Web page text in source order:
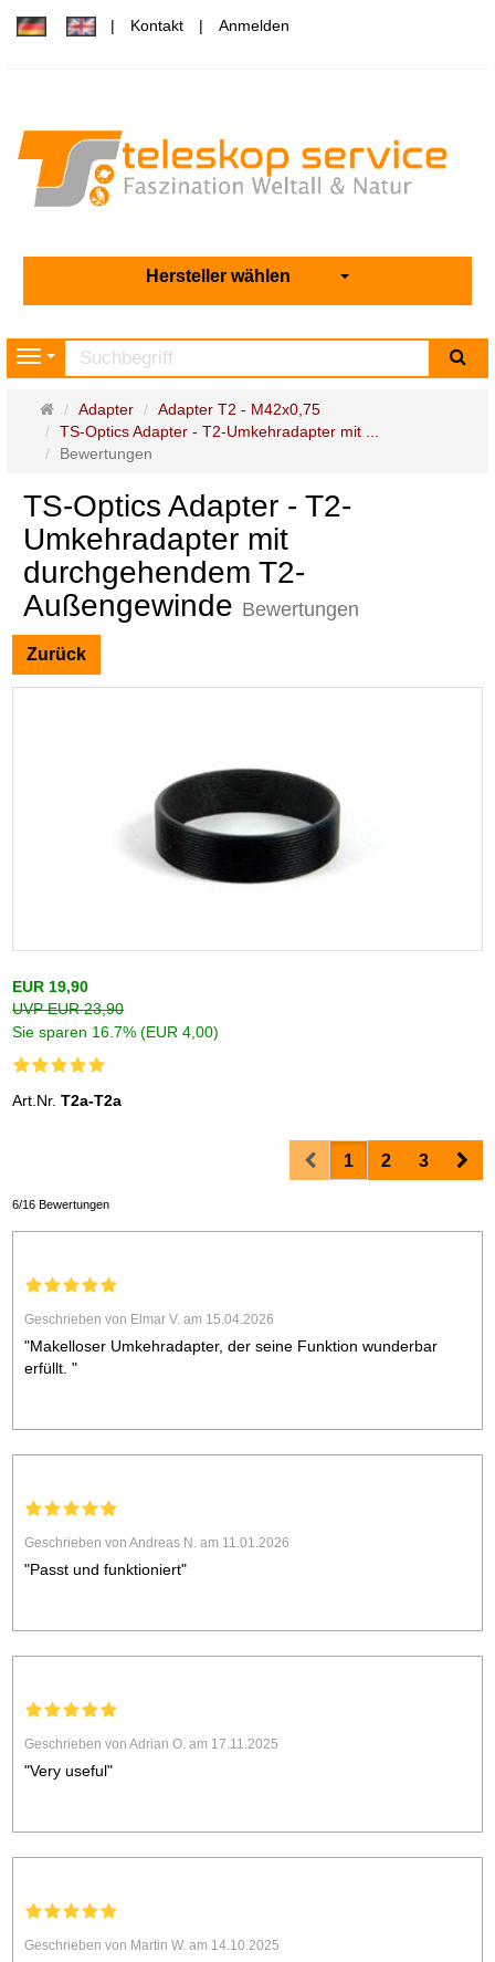
Kontakt Anmelden
Hersteller wählen
Navigation
Startseite
Adapter
Adapter T2 - M42x0,75
TS-Optics Adapter - T2-Umkehradapter mit ...
Bewertungen
TS-Optics Adapter - T2-
Umkehradapter mit
durchgehendem T2-
Außengewinde Bewertungen
Zurück
EUR 19,90
UVP EUR 23,90
Sie sparen 16.7% (EUR 4,00)
Art.Nr.T2a-T2a
Prev1 2 3
6/16 Bewertungen
Geschrieben von Elmar V. am 15.04.2026
"Makelloser Umkehradapter, der seine Funktion wunderbar
erfüllt. "
Geschrieben von Andreas N. am 11.01.2026
"Passt und funktioniert"
Geschrieben von Adrian O. am 17.11.2025
"Very useful"
Geschrieben von Martin W. am 14.10.2025